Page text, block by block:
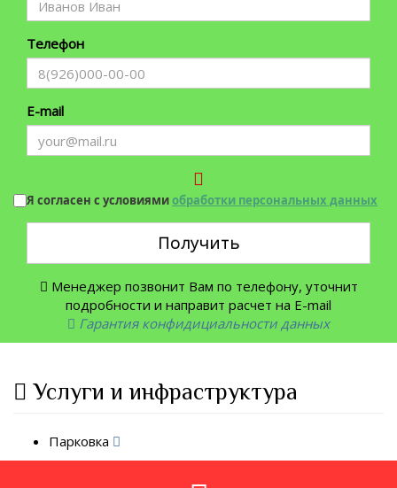
Телефон
E-mail
Я согласен с условиямиобработки персональных данных
Получить
Менеджер позвонит Вам по телефону, уточнит
подробности и направит расчет на E-mail
Гарантия конфидициальности данных
Услуги и инфраструктура
Парковка